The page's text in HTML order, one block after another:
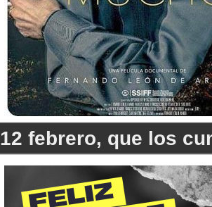
12 febrero, que los